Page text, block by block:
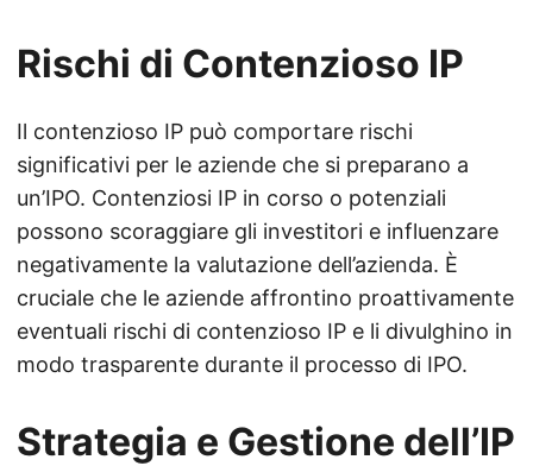
Rischi di Contenzioso IP
Il contenzioso IP può comportare rischi
significativi per le aziende che si preparano a
un’IPO. Contenziosi IP in corso o potenziali
possono scoraggiare gli investitori e influenzare
negativamente la valutazione dell’azienda. È
cruciale che le aziende affrontino proattivamente
eventuali rischi di contenzioso IP e li divulghino in
modo trasparente durante il processo di IPO.
Strategia e Gestione dell’IP